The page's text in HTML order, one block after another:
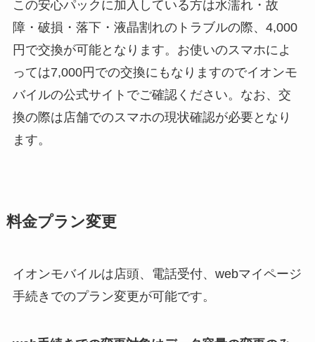
この安心パックに加入している方は水濡れ・故
障・破損・落下・液晶割れのトラブルの際、4,000
円で交換が可能となります。お使いのスマホによ
っては7,000円での交換にもなりますのでイオンモ
バイルの公式サイトでご確認ください。なお、交
換の際は店舗でのスマホの現状確認が必要となり
ます。
料金プラン変更
イオンモバイルは店頭、電話受付、webマイページ
手続きでのプラン変更が可能です。